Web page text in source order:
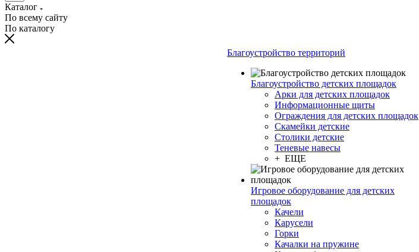
Каталог
По всему сайту
По каталогу
Благоустройство территорий
Благоустройство детских площадок
Арки для детских площадок
Информационные щиты
Ограждения для детских площадок
Скамейки детские
Столики детские
Теневые навесы
+ ЕЩЕ
Игровое оборудование для детских
площадок
Качели
Карусели
Горки
Качалки на пружине